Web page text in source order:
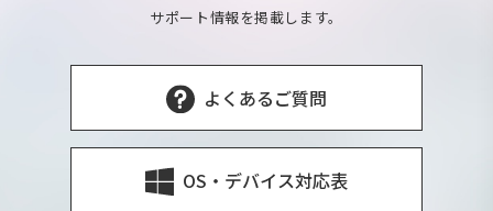
サポート情報を掲載します。
よくあるご質問
OS・デバイス対応表